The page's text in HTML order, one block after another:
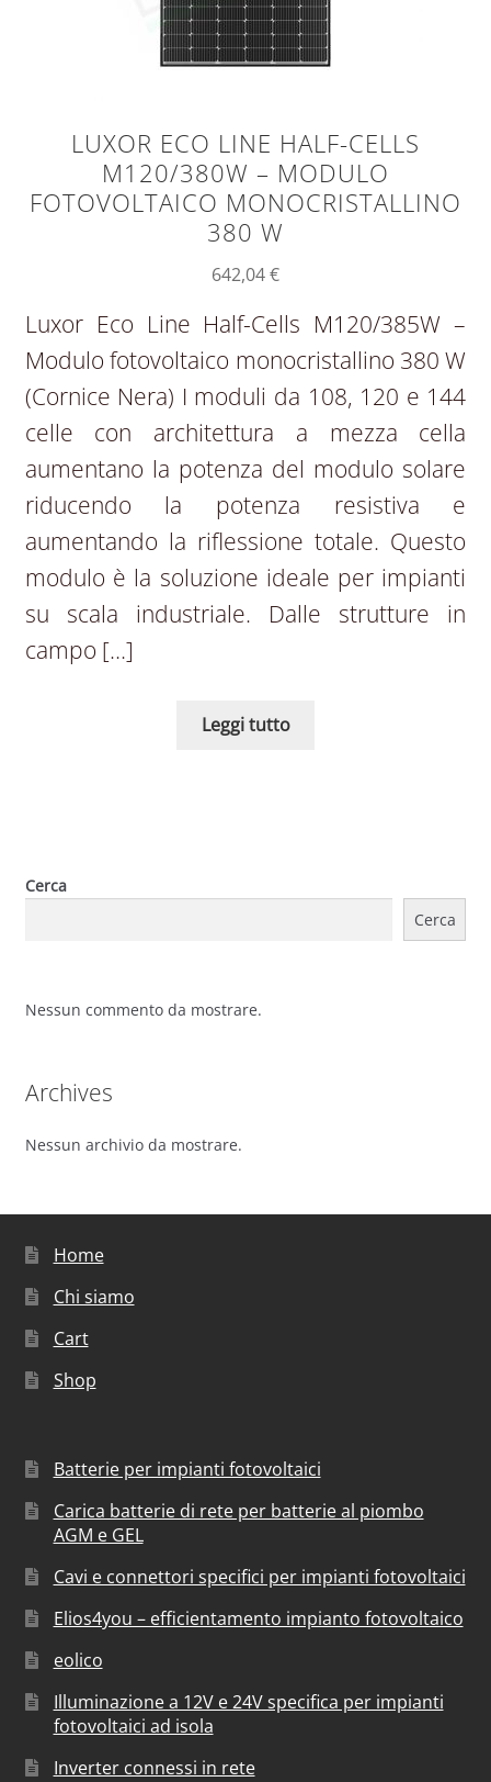
LUXOR ECO LINE HALF-CELLS
M120/380W – MODULO
FOTOVOLTAICO MONOCRISTALLINO
380 W
642,04€
Luxor Eco Line Half-Cells M120/385W –
Modulo fotovoltaico monocristallino 380 W
(Cornice Nera) I moduli da 108, 120 e 144
celle con architettura a mezza cella
aumentano la potenza del modulo solare
riducendo la potenza resistiva e
aumentando la riflessione totale. Questo
modulo è la soluzione ideale per impianti
su scala industriale. Dalle strutture in
campo […]
Leggi tutto
Cerca
Cerca
Nessun commento da mostrare.
Archives
Nessun archivio da mostrare.
Home
Chi siamo
Cart
Shop
Batterie per impianti fotovoltaici
Carica batterie di rete per batterie al piombo
AGM e GEL
Cavi e connettori specifici per impianti fotovoltaici
Elios4you – efficientamento impianto fotovoltaico
eolico
Illuminazione a 12V e 24V specifica per impianti
fotovoltaici ad isola
Inverter connessi in rete